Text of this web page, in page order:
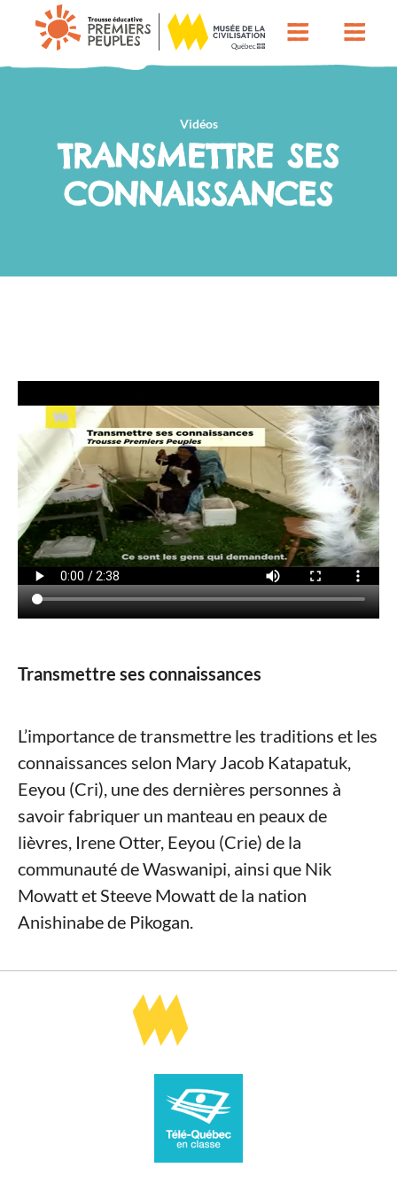
Vidéos
TRANSMETTRE SES
CONNAISSANCES
Transmettre ses connaissances
L’importance de transmettre les traditions et les
connaissances selon Mary Jacob Katapatuk,
Eeyou (Cri), une des dernières personnes à
savoir fabriquer un manteau en peaux de
lièvres, Irene Otter, Eeyou (Crie) de la
communauté de Waswanipi, ainsi que Nik
Mowatt et Steeve Mowatt de la nation
Anishinabe de Pikogan.